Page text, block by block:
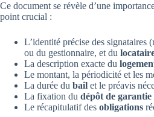
Ce document se révèle d’une
point crucial :
L’identité précise des signataires
ou du gestionnaire, et du
La description exacte du
Le montant, la périodicité et les
La durée du bail et le préavis
La fixation du dépôt de garantie
Le récapitulatif des obligations